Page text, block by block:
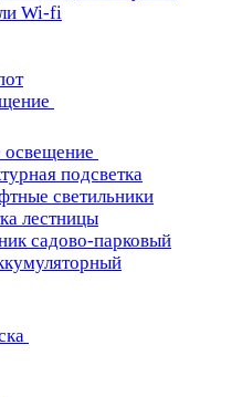
Wi-fi
освещение
подсветка
светильники
лестницы
садово-парковый